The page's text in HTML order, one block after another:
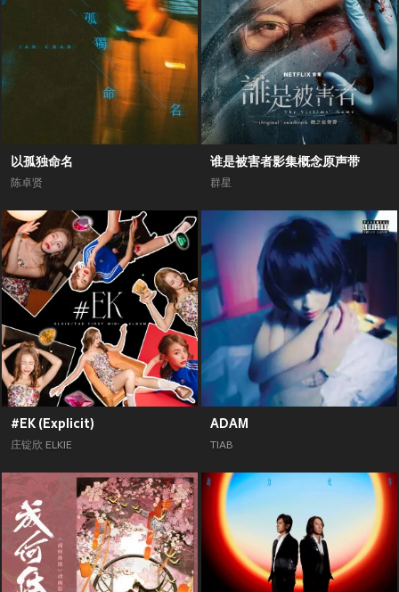
以孤独命名
陈卓贤
谁是被害者影集概念原声带
群星
#EK (Explicit)
庄锭欣 ELKIE
ADAM
TIAB